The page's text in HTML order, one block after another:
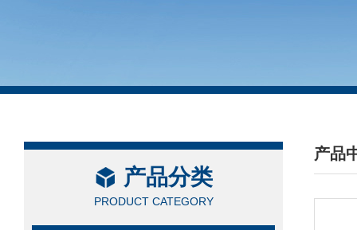
产品分类
PRODUCT CATEGORY
产品
/